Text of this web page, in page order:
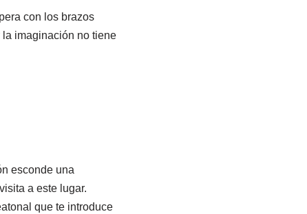
con los brazos
imaginación no tiene
esconde una
a este lugar.
que te introduce